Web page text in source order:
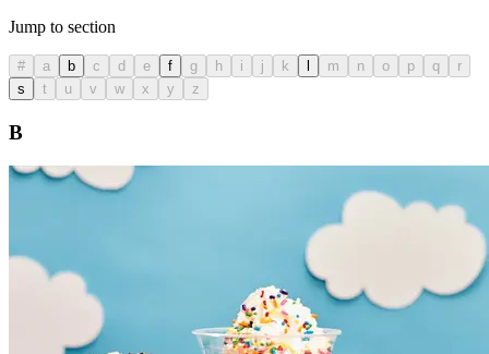
Jump to section
# a b c d e f g h i j k m n o p q
r
s
t u v w x y z
B